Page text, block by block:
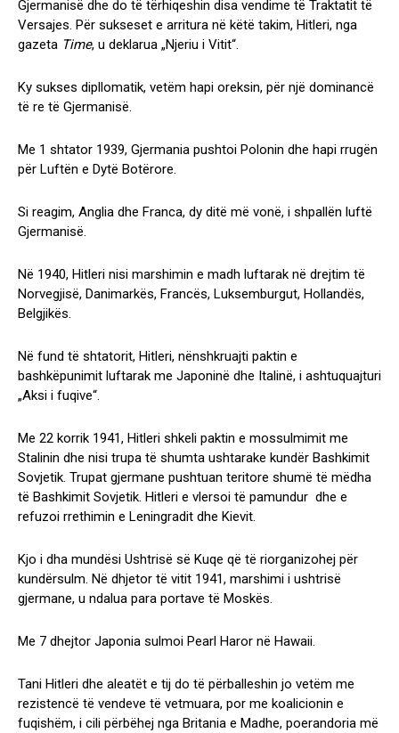
Gjermanisë dhe do të tërhiqeshin disa vendime të Traktatit të
Versajes. Për sukseset e arritura në këtë takim, Hitleri, nga
gazeta Time, u deklarua „Njeriu i Vitit“.
Ky sukses dipllomatik, vetëm hapi oreksin, për një dominancë
të re të Gjermanisë.
Me 1 shtator 1939, Gjermania pushtoi Polonin dhe hapi rrugën
për Luftën e Dytë Botërore.
Si reagim, Anglia dhe Franca, dy ditë më vonë, i shpallën luftë
Gjermanisë.
Në 1940, Hitleri nisi marshimin e madh luftarak në drejtim të
Norvegjisë, Danimarkës, Francës, Luksemburgut, Hollandës,
Belgjikës.
Në fund të shtatorit, Hitleri, nënshkruajti paktin e
bashkëpunimit luftarak me Japoninë dhe Italinë, i ashtuquajturi
„Aksi i fuqive“.
Me 22 korrik 1941, Hitleri shkeli paktin e mossulmimit me
Stalinin dhe nisi trupa të shumta ushtarake kundër Bashkimit
Sovjetik. Trupat gjermane pushtuan teritore shumë të mëdha
të Bashkimit Sovjetik. Hitleri e vlersoi të pamundur dhe e
refuzoi rrethimin e Leningradit dhe Kievit.
Kjo i dha mundësi Ushtrisë së Kuqe që të riorganizohej për
kundërsulm. Në dhjetor të vitit 1941, marshimi i ushtrisë
gjermane, u ndalua para portave të Moskës.
Me 7 dhejtor Japonia sulmoi Pearl Haror në Hawaii.
Tani Hitleri dhe aleatët e tij do të përballeshin jo vetëm me
rezistencë të vendeve të vetmuara, por me koalicionin e
fuqishëm, i cili përbëhej nga Britania e Madhe, poerandoria më